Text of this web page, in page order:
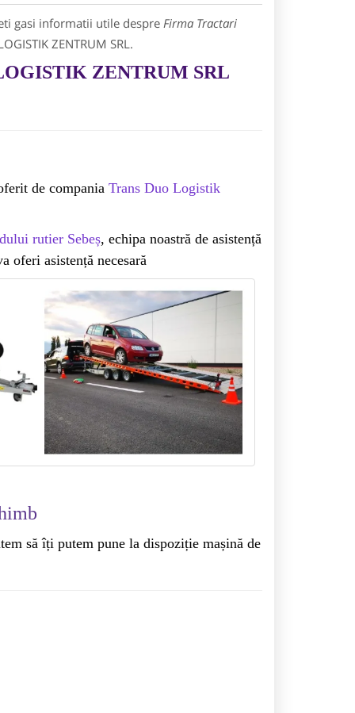
gasi informatii utile despre Firma Tractari
ZENTRUM SRL.
ZENTRUM SRL
de compania Trans Duo Logistik
rutier Sebeș, echipa noastră de asistență
oferi asistență necesară
să îți putem pune la dispoziție mașină de